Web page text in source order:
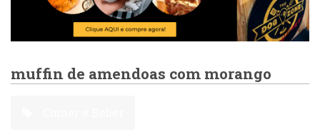
muffin de amendoas com morango